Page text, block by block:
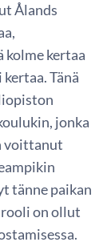
Ålands
kolme kertaa
Tänä
jonka
voittanut
tänne paikan
on ollut